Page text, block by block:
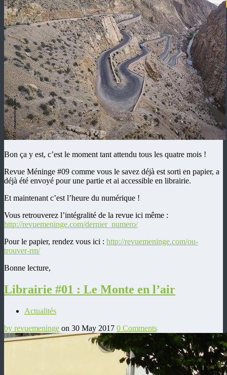
Revue MéningeRevue d'Arts Poétiques / Revista de Artes Poéticos
Participer / ParticparRM#20 : BERNARD
Bon ça y est, c’est le moment tant attendu tous les quatre mois !
Revue Méninge #09 comme vous le savez déjà est sorti en papier, a
déjà été envoyé pour une partie et ai accessible en librairie.
Et maintenant c’est l’heure du numérique !
Vous retrouverez l’intégralité de la revue ici même :
http://revuemeninge.com/dernier_numero/
Pour le papier, rendez vous ici : http://revuemeninge.com/ou-
trouver-rm/
Bonne lecture,
Librairie #01 : Le Monte en l’air
Actualités
by revuemeninge on 30 May 2017 0 Comments